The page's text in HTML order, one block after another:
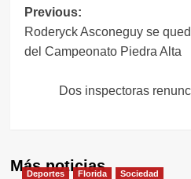
Navegación
de
entradas
Previous:
Roderyck Asconeguy se
del Campeonato Piedra Alta
Dos inspectoras
Más noticias
Deportes Florida Sociedad